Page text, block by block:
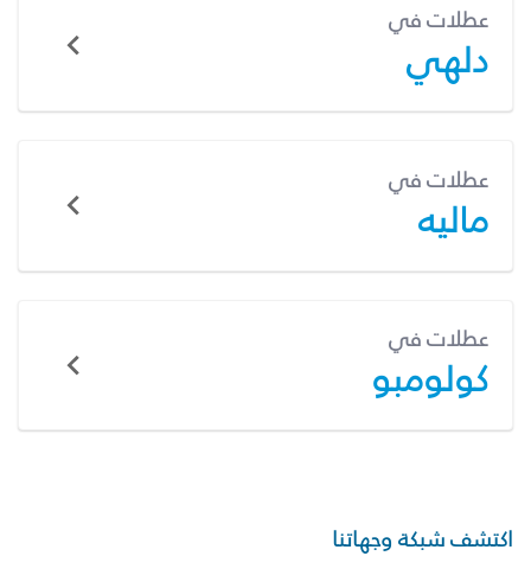
عطلات في
دلهي
عطلات في
ماليه
عطلات في
كولومبو
اكتشف شبكة وجهاتنا